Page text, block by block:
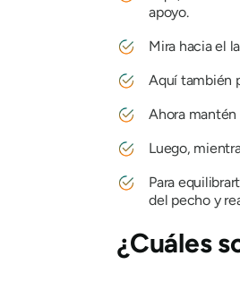
apoyo.
Mira hacia el
Aquí también
Ahora mantén
Luego,
Para
del pecho y
¿Cuáles